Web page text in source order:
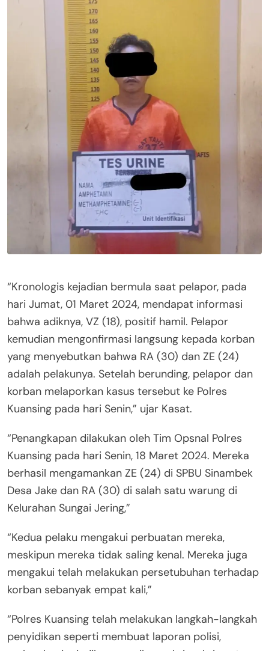
“Kronologis kejadian bermula saat pelapor, pada
hari Jumat, 01 Maret 2024, mendapat informasi
bahwa adiknya, VZ (18), positif hamil. Pelapor
kemudian mengonfirmasi langsung kepada korban
yang menyebutkan bahwa RA (30) dan ZE (24)
adalah pelakunya. Setelah berunding, pelapor dan
korban melaporkan kasus tersebut ke Polres
Kuansing pada hari Senin,” ujar Kasat.
“Penangkapan dilakukan oleh Tim Opsnal Polres
Kuansing pada hari Senin, 18 Maret 2024. Mereka
berhasil mengamankan ZE (24) di SPBU Sinambek
Desa Jake dan RA (30) di salah satu warung di
Kelurahan Sungai Jering,”
“Kedua pelaku mengakui perbuatan mereka,
meskipun mereka tidak saling kenal. Mereka juga
mengakui telah melakukan persetubuhan terhadap
korban sebanyak empat kali,”
“Polres Kuansing telah melakukan langkah-langkah
penyidikan seperti membuat laporan polisi,